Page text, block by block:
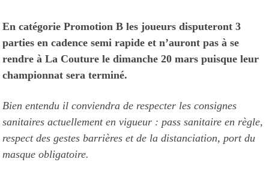
En catégorie Promotion B les joueurs disputeront 3
parties en cadence semi rapide et n’auront pas à se
rendre à La Couture le dimanche 20 mars puisque leur
championnat sera terminé.
Bien entendu il conviendra de respecter les consignes
sanitaires actuellement en vigueur : pass sanitaire en règle,
respect des gestes barrières et de la distanciation, port du
masque obligatoire.